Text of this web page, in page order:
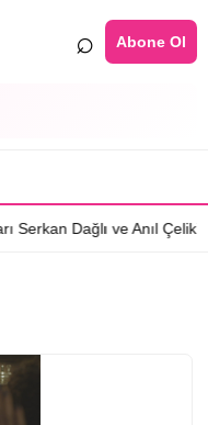
⌕ Abone Ol
Dağlı ve Anıl